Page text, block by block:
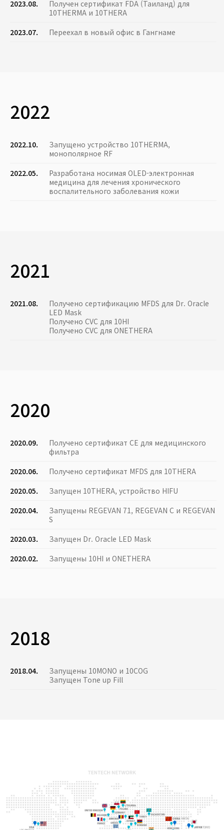
2023.08.
Получен сертификат FDA (Таиланд) для
10THERMA и 10THERA
2023.07.
Переехал в новый офис в Гангнаме
2022
2022.10.
Запущено устройство 10THERMA,
монополярное RF
2022.05.
Разработана носимая OLED-электронная
медицина для лечения хронического
воспалительного заболевания кожи
2021
2021.08.
Получено сертификацию MFDS для Dr. Oracle
LED Mask
Получено CVC для 10HI
Получено CVC для ONETHERA
2020
2020.09.
Получено сертификат CE для медицинского
фильтра
2020.06.
Получено сертификат MFDS для 10THERA
2020.05.
Запущен 10THERA, устройство HIFU
2020.04.
Запущены REGEVAN 71, REGEVAN C и REGEVAN
S
2020.03.
Запущен Dr. Oracle LED Mask
2020.02.
Запущены 10HI и ONETHERA
2018
2018.04.
Запущены 10MONO и 10COG
Запущен Tone up Fill